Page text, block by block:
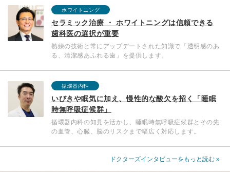
ホワイトニング
セラミック治療 ・ ホワイトニングは信頼できる
歯科医の選択が重要
熟練の技術と常にアップデートされた知識で「透明感のあ
る、清潔感あふれる歯」を提供します。
循環器内科
いびきや眠気に加え、慢性的な酸欠を招く「睡眠
時無呼吸症候群」
循環器内科の知見を活かし、睡眠時無呼吸症候群とその先
の血管、心臓、脳のリスクまで幅広く対応します。
ドクターズインタビューをもっと読む »